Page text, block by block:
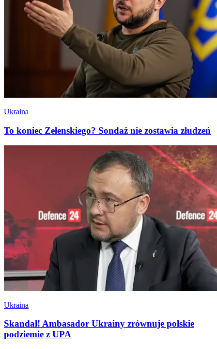
Ukraina
To koniec Zełenskiego? Sondaż nie zostawia złudzeń
Ukraina
Skandal! Ambasador Ukrainy zrównuje polskie
podziemie z UPA